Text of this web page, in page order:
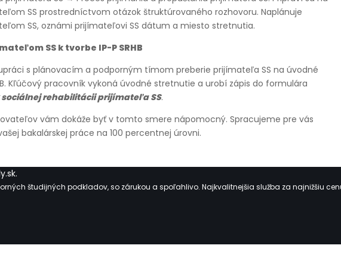
SS prostredníctvom otázok štruktúrovaného rozhovoru. Naplánuje
SS, oznámi prijímateľovi SS dátum a miesto stretnutia.
SS k tvorbe IP-P SRHB
s plánovacím a podporným tímom preberie prijímateľa SS na úvodné
Kľúčový pracovník vykoná úvodné stretnutie a urobí zápis do formulára
rehabilitácii prijímateľa SS.
vám dokáže byť v tomto smere nápomocný. Spracujeme pre vás
bakalárskej práce na 100 percentnej úrovni.
študijných podkladov, so zárukou a spoľahlivo. Najkvalitnejšia služba za najnižšiu